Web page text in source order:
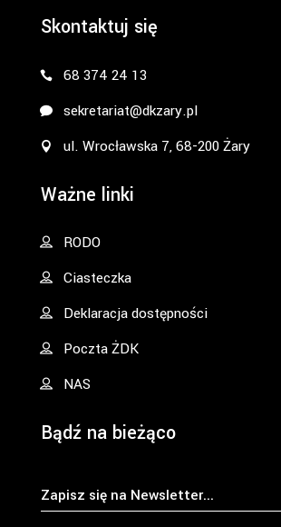
Skontaktuj się
68 374 24 13
sekretariat@dkzary.pl
ul. Wrocławska 7, 68-200 Żary
Ważne linki
RODO
Ciasteczka
Deklaracja dostępności
Poczta ŻDK
NAS
Bądź na bieżąco